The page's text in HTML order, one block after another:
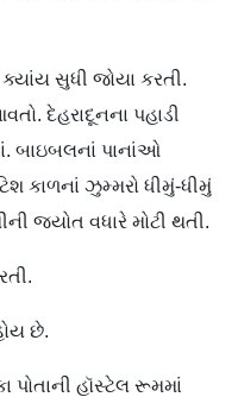
સુધી જોયા કરતી.
દેહરાદૂનના પહાડી
બાઇબલનાં પાનાંઓ
કાળનાં ઝુમ્મરો ધીમું-ધીમું
જ્યોત વધારે મોટી થતી.
છે.
હૉસ્ટેલ રૂમમાં